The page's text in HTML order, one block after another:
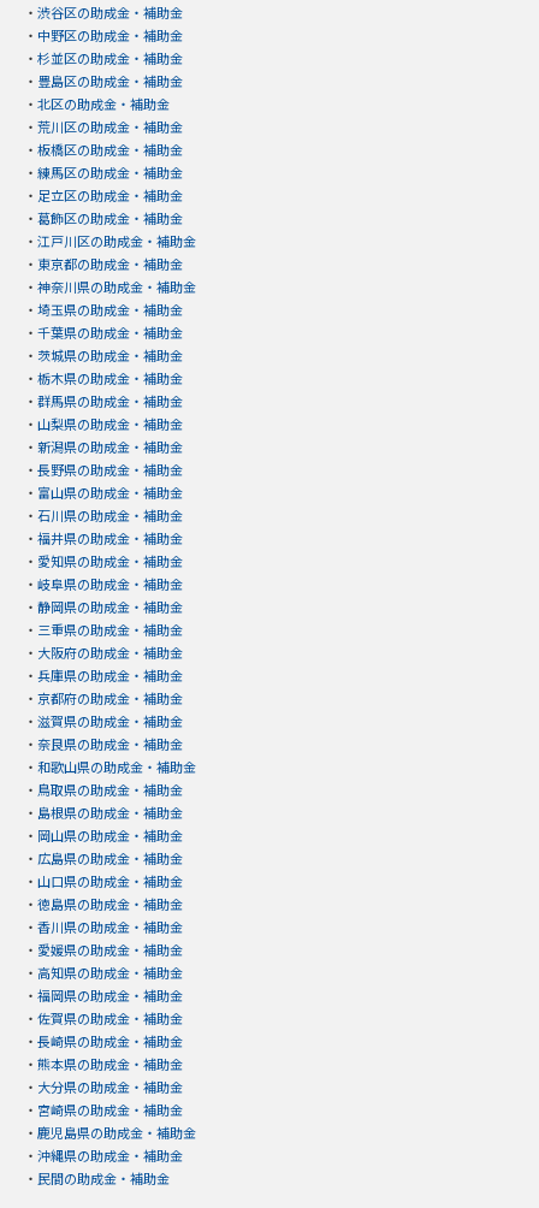
・ 渋谷区の助成金・補助金
・ 中野区の助成金・補助金
・ 杉並区の助成金・補助金
・ 豊島区の助成金・補助金
・ 北区の助成金・補助金
・ 荒川区の助成金・補助金
・ 板橋区の助成金・補助金
・ 練馬区の助成金・補助金
・ 足立区の助成金・補助金
・ 葛飾区の助成金・補助金
・ 江戸川区の助成金・補助金
・ 東京都の助成金・補助金
・ 神奈川県の助成金・補助金
・ 埼玉県の助成金・補助金
・ 千葉県の助成金・補助金
・ 茨城県の助成金・補助金
・ 栃木県の助成金・補助金
・ 群馬県の助成金・補助金
・ 山梨県の助成金・補助金
・ 新潟県の助成金・補助金
・ 長野県の助成金・補助金
・ 富山県の助成金・補助金
・ 石川県の助成金・補助金
・ 福井県の助成金・補助金
・ 愛知県の助成金・補助金
・ 岐阜県の助成金・補助金
・ 静岡県の助成金・補助金
・ 三重県の助成金・補助金
・ 大阪府の助成金・補助金
・ 兵庫県の助成金・補助金
・ 京都府の助成金・補助金
・ 滋賀県の助成金・補助金
・ 奈良県の助成金・補助金
・ 和歌山県の助成金・補助金
・ 鳥取県の助成金・補助金
・ 島根県の助成金・補助金
・ 岡山県の助成金・補助金
・ 広島県の助成金・補助金
・ 山口県の助成金・補助金
・ 徳島県の助成金・補助金
・ 香川県の助成金・補助金
・ 愛媛県の助成金・補助金
・ 高知県の助成金・補助金
・ 福岡県の助成金・補助金
・ 佐賀県の助成金・補助金
・ 長崎県の助成金・補助金
・ 熊本県の助成金・補助金
・ 大分県の助成金・補助金
・ 宮崎県の助成金・補助金
・ 鹿児島県の助成金・補助金
・ 沖縄県の助成金・補助金
・ 民間の助成金・補助金